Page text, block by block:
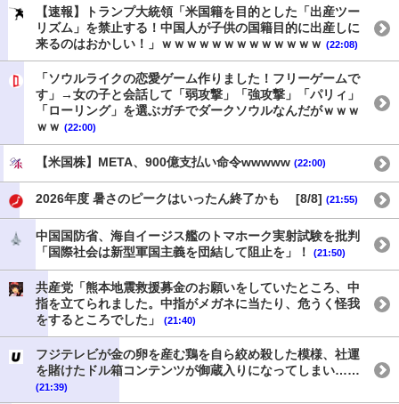
【速報】トランプ大統領「米国籍を目的とした「出産ツー
リズム」を禁止する！中国人が子供の国籍目的に出産しに
来るのはおかしい！」ｗｗｗｗｗｗｗｗｗｗｗｗｗ (22:08)
「ソウルライクの恋愛ゲーム作りました！フリーゲームで
す」→女の子と会話して「弱攻撃」「強攻撃」「パリィ」
「ローリング」を選ぶガチでダークソウルなんだがｗｗｗ
ｗｗ (22:00)
【米国株】META、900億支払い命令wwwww (22:00)
2026年度 暑さのピークはいったん終了かも [8/8] (21:55)
中国国防省、海自イージス艦のトマホーク実射試験を批判
「国際社会は新型軍国主義を団結して阻止を」！
(21:50)
共産党「熊本地震救援募金のお願いをしていたところ、中
指を立てられました。中指がメガネに当たり、危うく怪我
をするところでした」
(21:40)
フジテレビが金の卵を産む鶏を自ら絞め殺した模様、社運
を賭けたドル箱コンテンツが御蔵入りになってしまい……
(21:39)